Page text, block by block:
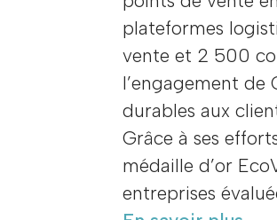
plateformes
vente et 2 500
l’engagement
durables aux
Grâce à ses
médaille d’or
entreprises